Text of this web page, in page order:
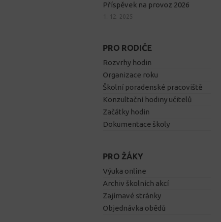
Příspěvek na provoz 2026
1. 12. 2025
PRO RODIČE
Rozvrhy hodin
Organizace roku
Školní poradenské pracoviště
Konzultační hodiny učitelů
Začátky hodin
Dokumentace školy
PRO ŽÁKY
Výuka online
Archiv školních akcí
Zajímavé stránky
Objednávka obědů